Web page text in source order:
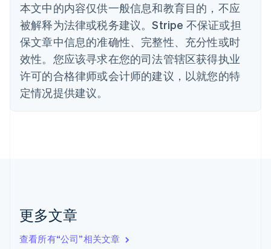
本文中的内容仅供一般信息和教育目的，不应
被解释为法律或税务建议。Stripe 不保证或担
保文章中信息的准确性、完整性、充分性或时
效性。您应该寻求在您的司法管辖区获得执业
许可的合格律师或会计师的建议，以就您的特
定情况提供建议。
更多文章
查看所有“公司”相关文章
English
丹麦
English
德国
DeutschEnglish
法国
FrançaisEnglish
芬兰
EnglishSvenska
English Italiano
拉脱维亚
立陶宛